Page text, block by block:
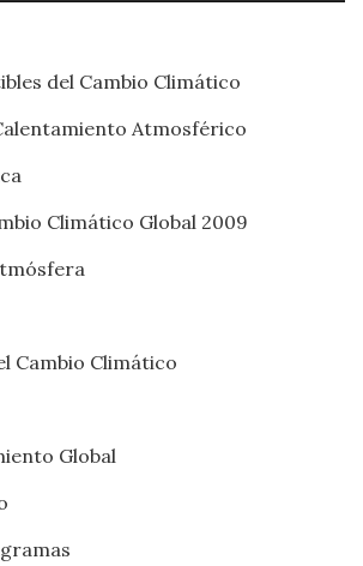
del Cambio Climático
Atmosférico
Climático Global 2009
Cambio Climático
Global